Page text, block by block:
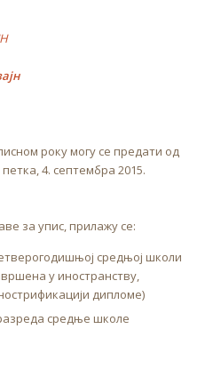
року могу се предати од
4. септембра 2015.
за упис, прилажу се:
средњој школи
у иностранству,
дипломе)
средње школе